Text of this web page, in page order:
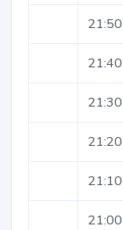
21:50
21:40
21:30
21:20
21:10
21:00